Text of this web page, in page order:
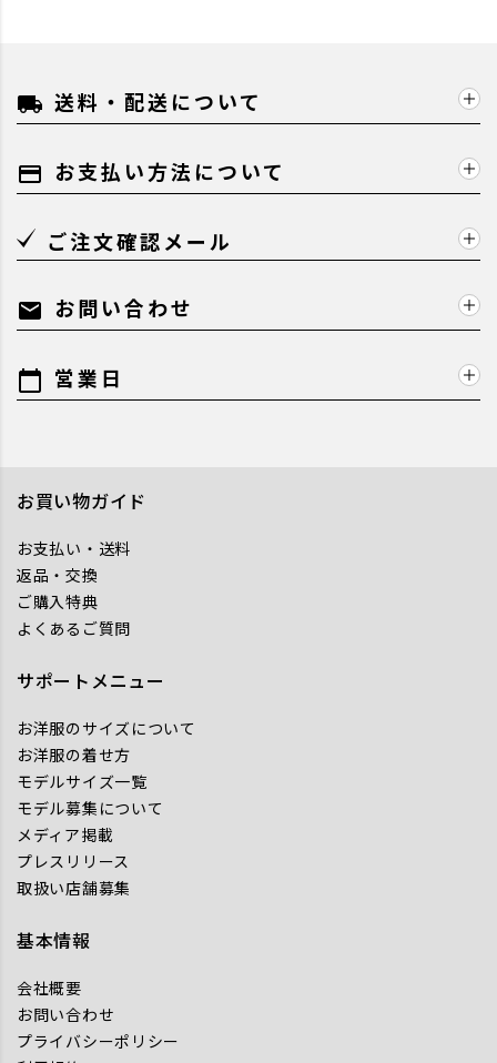
local_shipping 送料・配送について
payment お支払い方法について
ご注文確認メール
mail お問い合わせ
calendar_today 営業日
お買い物ガイド
お支払い・送料
返品・交換
ご購入特典
よくあるご質問
サポートメニュー
お洋服のサイズについて
お洋服の着せ方
モデルサイズ一覧
モデル募集について
メディア掲載
プレスリリース
取扱い店舗募集
基本情報
会社概要
お問い合わせ
プライバシーポリシー